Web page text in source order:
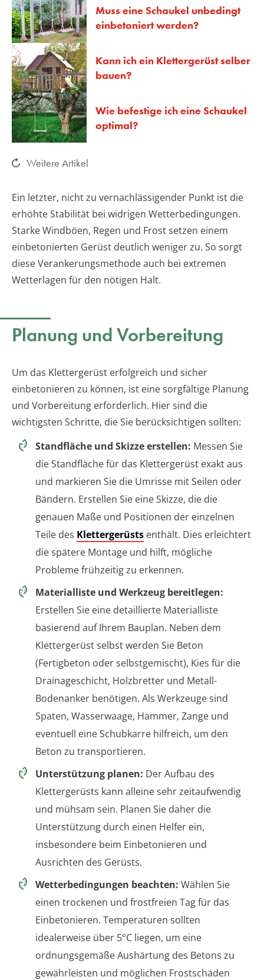
Muss eine Schaukel unbedingt
einbetoniert werden?
Kann ich ein Klettergerüst selber
bauen?
Wie befestige ich eine Schaukel
optimal?
Weitere Artikel
Ein letzter, nicht zu vernachlässigender Punkt ist die
erhöhte Stabilität bei widrigen Wetterbedingungen.
Starke Windböen, Regen und Frost setzen einem
einbetonierten Gerüst deutlich weniger zu. So sorgt
diese Verankerungsmethode auch bei extremen
Wetterlagen für den nötigen Halt.
Planung und Vorbereitung
Um das Klettergerüst erfolgreich und sicher
einbetonieren zu können, ist eine sorgfältige Planung
und Vorbereitung erforderlich. Hier sind die
wichtigsten Schritte, die Sie berücksichtigen sollten:
Standfläche und Skizze erstellen: Messen Sie
die Standfläche für das Klettergerüst exakt aus
und markieren Sie die Umrisse mit Seilen oder
Bändern. Erstellen Sie eine Skizze, die die
genauen Maße und Positionen der einzelnen
Teile des Klettergerüsts enthält. Dies erleichtert
die spätere Montage und hilft, mögliche
Probleme frühzeitig zu erkennen.
Materialliste und Werkzeug bereitlegen:
Erstellen Sie eine detaillierte Materialliste
basierend auf Ihrem Bauplan. Neben dem
Klettergerüst selbst werden Sie Beton
(Fertigbeton oder selbstgemischt), Kies für die
Drainageschicht, Holzbretter und Metall-
Bodenanker benötigen. Als Werkzeuge sind
Spaten, Wasserwaage, Hammer, Zange und
eventuell eine Schubkarre hilfreich, um den
Beton zu transportieren.
Unterstützung planen: Der Aufbau des
Klettergerüsts kann alleine sehr zeitaufwendig
und mühsam sein. Planen Sie daher die
Unterstützung durch einen Helfer ein,
insbesondere beim Einbetonieren und
Ausrichten des Gerüsts.
Wetterbedingungen beachten: Wählen Sie
einen trockenen und frostfreien Tag für das
Einbetonieren. Temperaturen sollten
idealerweise über 5°C liegen, um eine
ordnungsgemäße Aushärtung des Betons zu
gewährleisten und möglichen Frostschäden